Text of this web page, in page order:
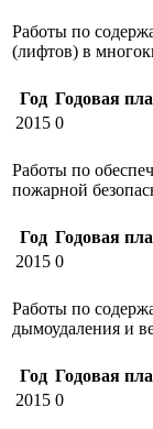
Работы по
(лифтов) в
Год Годовая
2015 0
Работы по
пожарной
Год Годовая
2015 0
Работы по
дымоудаления и
Год Годовая
2015 0